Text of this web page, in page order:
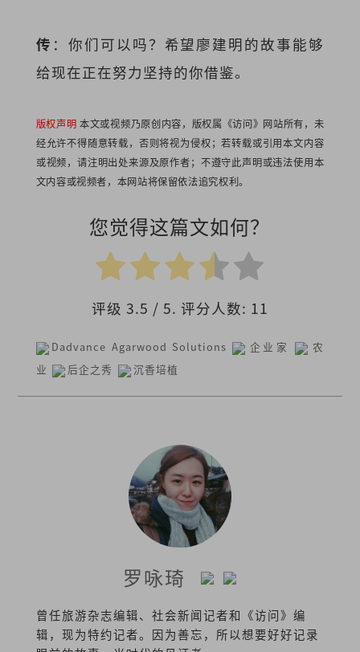
传 ：你们可以吗？希望廖建明的故事能够
给现在正在努力坚持的你借鉴。
版权声明本文或视频乃原创内容，版权属《访问》网站所有，未
经允许不得随意转载，否则将视为侵权；若转载或引用本文内容
或视频，请注明出处来源及原作者；不遵守此声明或违法使用本
文内容或视频者，本网站将保留依法追究权利。
您觉得这篇文如何？
评级 3.5 / 5. 评分人数: 11
Dadvance Agarwood Solutions 企业家
农
业
后企之秀 沉香培植
罗咏琦
曾任旅游杂志编辑、社会新闻记者和《访问》编
辑，现为特约记者。因为善忘，所以想要好好记录